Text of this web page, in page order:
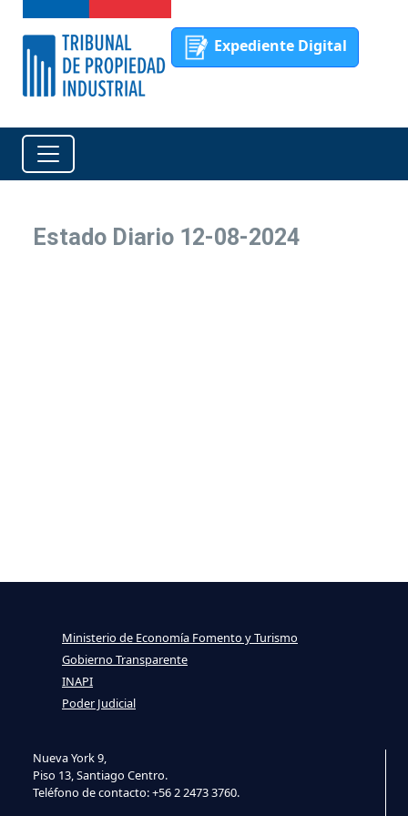
Expediente Digital
Estado Diario 12-08-2024
Nueva York 9,
Piso 13, Santiago Centro.
Teléfono de contacto: +56 2 2473 3760.
Ministerio de Economía Fomento y Turismo
Gobierno Transparente
INAPI
Poder Judicial